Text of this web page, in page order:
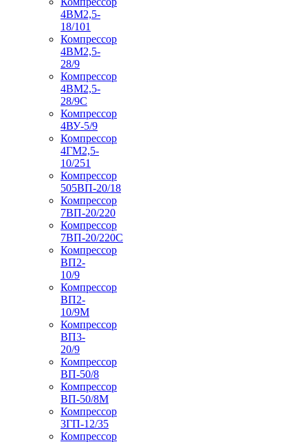
4ВМ2,5-
18/101
Компрессор
4ВМ2,5-
28/9
Компрессор
4ВМ2,5-
28/9С
Компрессор
4ВУ-5/9
Компрессор
4ГМ2,5-
10/251
Компрессор
505ВП-20/18
Компрессор
7ВП-20/220
Компрессор
7ВП-20/220С
Компрессор
ВП2-
10/9
Компрессор
ВП2-
10/9М
Компрессор
ВП3-
20/9
Компрессор
ВП-50/8
Компрессор
ВП-50/8М
Компрессор
3ГП-12/35
Компрессор